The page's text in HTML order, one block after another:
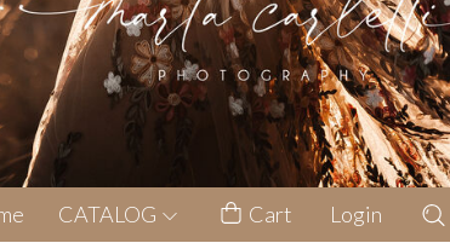
CATALOG Cart Login